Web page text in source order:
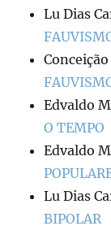
Lu Dias
Edvaldo
O TEMPO
Edvaldo
Lu Dias
BIPOLAR